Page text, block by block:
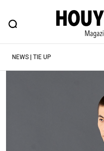
FEATURE
ヒップなファッション、カ
#ESSENTIAL DESIGNS
#
NEWS | TIE UP